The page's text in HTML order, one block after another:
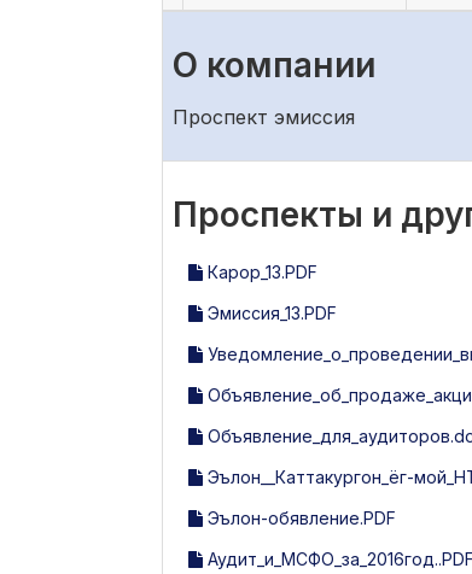
О компании
Проспект эмиссия
Проспекты и
Карор_13.PDF
Эмиссия_13.PDF
Эълон__Каттакургон_ёг-
Эълон-обявление.PDF
Аудит_и_МСФО_за_2016год..PDF